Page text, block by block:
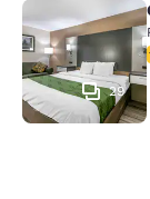
Quality
29